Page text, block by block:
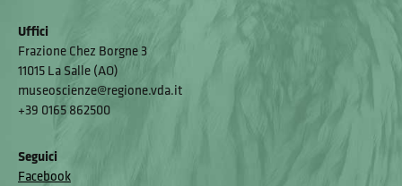
Uffici
Frazione Chez Borgne 3
11015 La Salle (AO)
museoscienze@regione.vda.it
+39 0165 862500
Seguici
Facebook